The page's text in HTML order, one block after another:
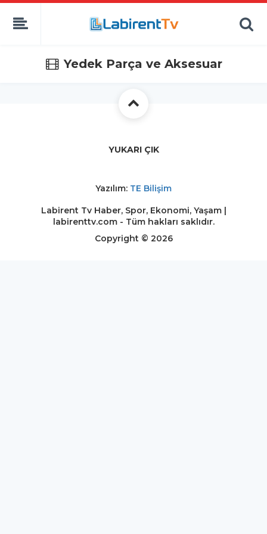
Yedek Parça ve Aksesuar
YUKARI ÇIK
Yazılım: TE Bilişim
Labirent Tv Haber, Spor, Ekonomi, Yaşam |
labirenttv.com - Tüm hakları saklıdır.
Copyright © 2026